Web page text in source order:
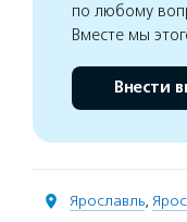
по любому
Вместе мы
Внести
Ярославль,